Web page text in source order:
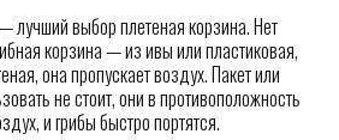
лучший выбор плетеная корзина. Нет
корзина — из ивы или пластиковая,
она пропускает воздух. Пакет или
не стоит, они в противоположность
и грибы быстро портятся.